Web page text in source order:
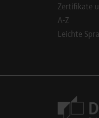
Zertifikate
A-Z
Leichte